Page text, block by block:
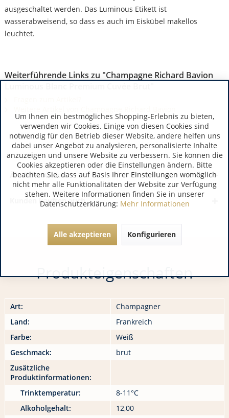
ausgeschaltet werden. Das Luminous Etikett ist
wasserabweisend, so dass es auch im Eiskübel makellos
leuchtet.
Weiterführende Links zu "Champagne Richard Bavion
Ähnliche Artikel
Kunden kauften auch
Produkteigenschaften
Art:
Champagner
Land:
Frankreich
Farbe:
Weiß
Geschmack:
brut
Zusätzliche
Produktinformationen:
Trinktemperatur:
8-11°C
Alkoholgehalt:
12,00
Um Ihnen ein bestmögliches Shopping-Erlebnis zu bieten,
verwenden wir Cookies. Einige von diesen Cookies sind
notwendig für den Betrieb dieser Website, andere helfen uns
dabei unser Angebot zu analysieren, personalisierte Inhalte
anzuzeigen und unsere Website zu verbessern. Sie können die
Cookies akzeptieren oder die Einstellungen ändern. Bitte
beachten Sie, dass auf Basis Ihrer Einstellungen womöglich
nicht mehr alle Funktionalitäten der Website zur Verfügung
stehen. Weitere Informationen finden Sie in unserer
Datenschutzerklärung: Mehr Informationen
Alle akzeptieren Konfigurieren